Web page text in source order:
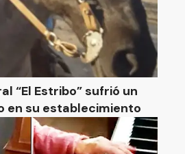
“El Estribo” sufrió un
en su establecimiento